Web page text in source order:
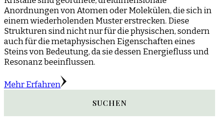
Anordnungen von Atomen oder Molekülen, die sich in
einem wiederholenden Muster erstrecken. Diese
Strukturen sind nicht nur für die physischen, sondern
auch für die metaphysischen Eigenschaften eines
Steins von Bedeutung, da sie dessen Energiefluss und
Resonanz beeinflussen.
Mehr Erfahren
SUCHEN